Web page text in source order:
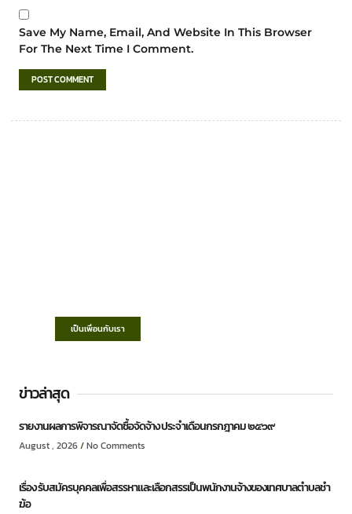
Save My Name, Email, And Website In This Browser
For The Next Time I Comment.
เป็นเพื่อนกับเรา
ข่าวล่าสุด
รายงานผลการพิจารณาจัดซื้อจัดจ้าง ประจำเดือนกรกฎาคม ๒๕๖๙
August , 2026 No Comments
เรื่อง รับสมัครบุคคลเพื่อสรรหาและเลือกสรรเป็นพนักงานจ้างของเทศบาลตำบลชำ
ฆ้อ